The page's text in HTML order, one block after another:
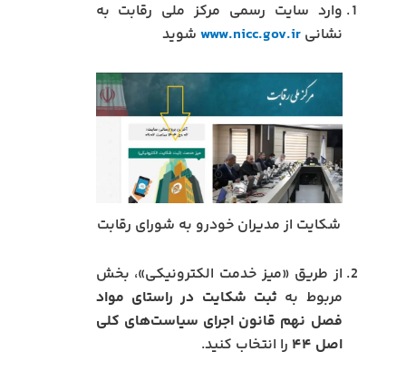
وارد سایت رسمی مرکز ملی رقابت به
نشانیwww.nicc.gov.ir شوید
شکایت از مدیران خودرو به شورای رقابت
از طریق «میز خدمت الکترونیکی»، بخش
مربوط به ثبت شکایت در راستای مواد
فصل نهم قانون اجرای سیاست‌های کلی
اصل ۴۴
را انتخاب کنید.